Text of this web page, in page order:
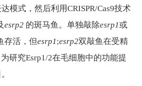
模式，然后利用CRISPR/Cas9技术
esrp2 的斑马鱼。单独敲除esrp1或
存活，但esrp1;esrp2双敲鱼在受精
研究Esrp1/2在毛细胞中的功能提